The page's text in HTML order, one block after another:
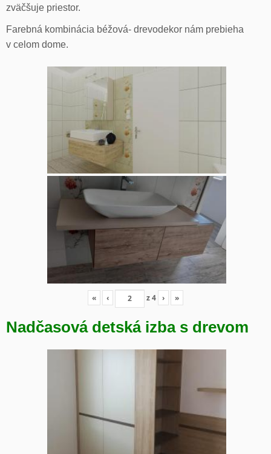
zväčšuje priestor.
Farebná kombinácia béžová- drevodekor nám prebieha
v celom dome.
« ‹ z4 › »
Nadčasová detská izba s drevom